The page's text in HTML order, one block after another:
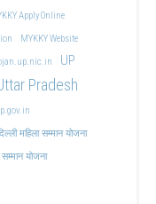
Apply Online
MYKKY Website
UP
Pradesh
महिला सम्मान योजना
योजना